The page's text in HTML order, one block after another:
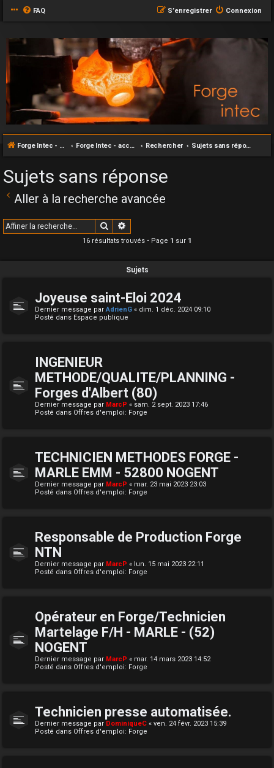
FAQ Connexion
S’enregistrer
Forge Intec - accueil Forge Intec - accueil Rechercher Sujets sans réponse
Sujets sans réponse
Aller à la recherche avancée
Rechercher
16 résultats trouvés • Page 1 sur 1
Sujets
Joyeuse saint-Eloi 2024
Dernier message parAdrienG « dim. 1 déc. 2024 09:10
Posté dans Espace publique
INGENIEUR
METHODE/QUALITE/PLANNING -
Forges d'Albert (80)
Dernier message par MarcP « sam. 2 sept. 2023 17:46
Posté dans Offres d'emploi: Forge
TECHNICIEN METHODES FORGE -
MARLE EMM - 52800 NOGENT
Dernier message par MarcP « mar. 23 mai 2023 23:03
Posté dans Offres d'emploi: Forge
Responsable de Production Forge
NTN
Dernier message par MarcP « lun. 15 mai 2023 22:11
Posté dans Offres d'emploi: Forge
Opérateur en Forge/Technicien
Martelage F/H - MARLE - (52)
NOGENT
Dernier message par MarcP « mar. 14 mars 2023 14:52
Posté dans Offres d'emploi: Forge
Technicien presse automatisée.
Dernier message par DominiqueC « ven. 24 févr. 2023 15:39
Posté dans Offres d'emploi: Forge